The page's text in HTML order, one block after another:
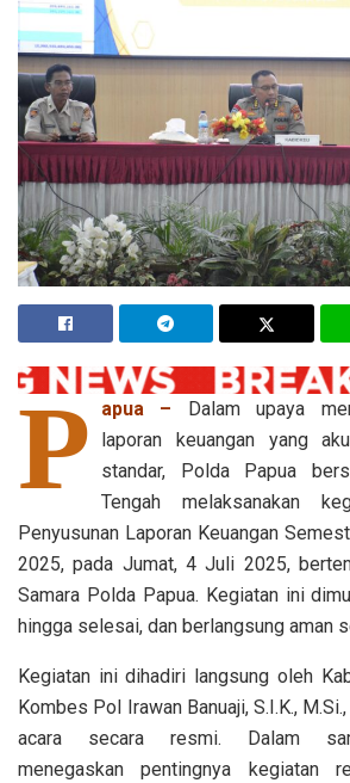
P apua –
Dalam upaya
laporan keuangan yang
standar, Polda Papua
Tengah melaksanakan
Penyusunan Laporan Keuangan
2025, pada Jumat, 4 Juli 2025,
Samara Polda Papua. Kegiatan ini
hingga selesai, dan berlangsung aman
Kegiatan ini dihadiri langsung oleh
Kombes Pol Irawan Banuaji, S.I.K.,
acara secara resmi. Dalam
menegaskan pentingnya kegiatan